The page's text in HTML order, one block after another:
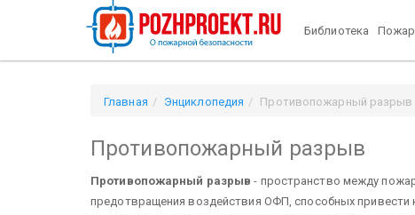
Библиотека
Главная Энциклопедия Противопожарный разрыв
Противопожарный разрыв
Противопожарный разрыв - пространство между
предотвращения воздействия ОФП, способных